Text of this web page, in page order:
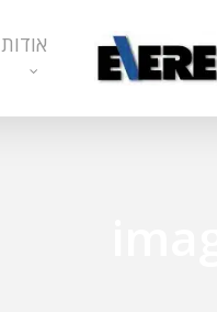
אודות